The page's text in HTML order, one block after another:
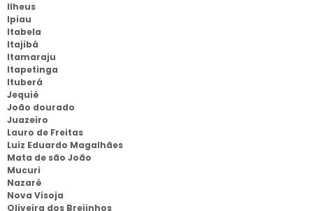
Ilheus
Ipiau
Itabela
Itajibá
Itamaraju
Itapetinga
Ituberá
Jequié
João dourado
Juazeiro
Lauro de Freitas
Luiz Eduardo Magalhães
Mata de são João
Mucuri
Nazaré
Nova Visoja
Oliveira dos Brejinhos